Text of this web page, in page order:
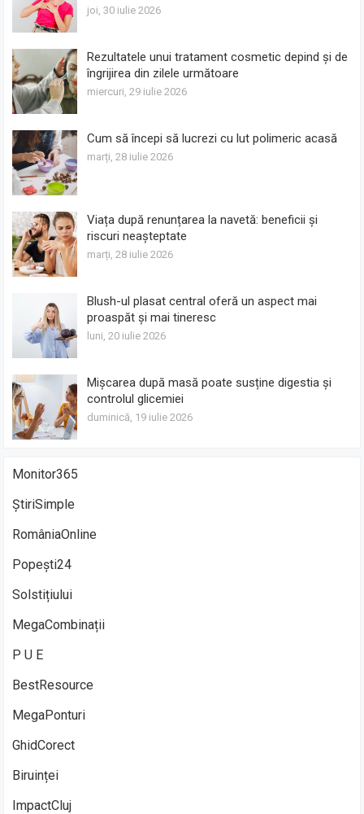
joi, 30 iulie 2026
Rezultatele unui tratament cosmetic depind și de
îngrijirea din zilele următoare
miercuri, 29 iulie 2026
Cum să începi să lucrezi cu lut polimeric acasă
marți, 28 iulie 2026
Viața după renunțarea la navetă: beneficii și
riscuri neașteptate
marți, 28 iulie 2026
Blush-ul plasat central oferă un aspect mai
proaspăt și mai tineresc
luni, 20 iulie 2026
Mișcarea după masă poate susține digestia și
controlul glicemiei
duminică, 19 iulie 2026
Monitor365
ȘtiriSimple
RomâniaOnline
Popești24
Solstițiului
MegaCombinații
P U E
BestResource
MegaPonturi
GhidCorect
Biruinței
ImpactCluj